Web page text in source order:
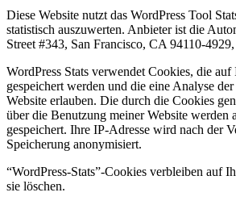
Diese Website nutzt das WordPress Tool
statistisch auszuwerten. Anbieter ist die
Street #343, San Francisco, CA 94110-
WordPress Stats verwendet Cookies, die
gespeichert werden und die eine Analyse
Website erlauben. Die durch die Cookies
über die Benutzung meiner Website werden
gespeichert. Ihre IP-Adresse wird nach der
Speicherung anonymisiert.
“WordPress-Stats”-Cookies verbleiben auf
sie löschen.